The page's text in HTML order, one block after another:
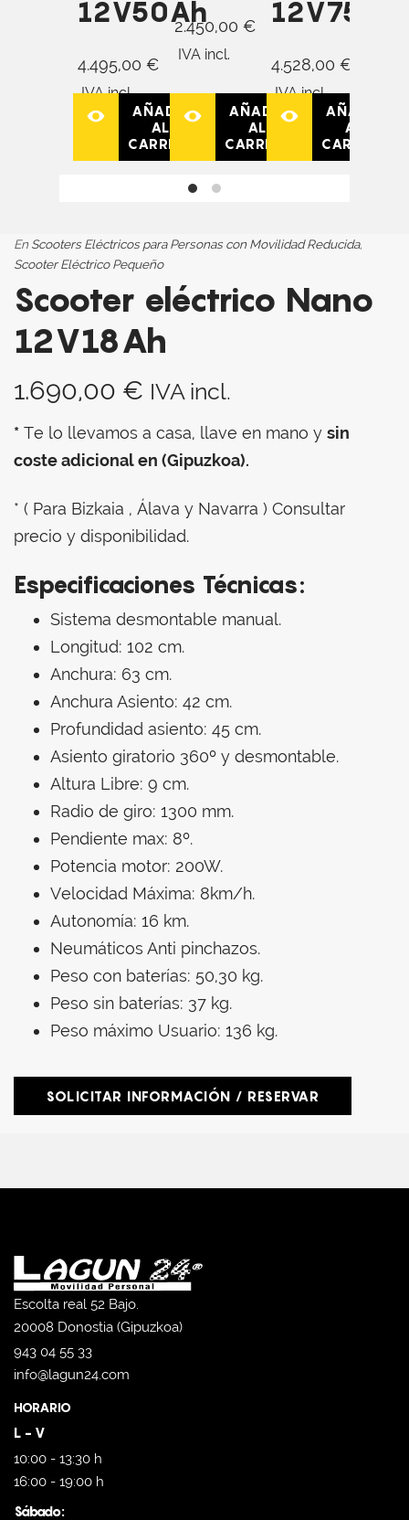
12V50Ah
4.495,00 €
IVA incl.
AÑADIR
AL
CARRITO
2.450,00 €
IVA incl.
AÑADIR
AL
CARRITO
12V75Ah
4.528,00 €
IVA incl.
AÑADIR
AL
CARRITO
En Scooters Eléctricos para Personas con Movilidad Reducida,
Scooter Eléctrico Pequeño
Scooter eléctrico Nano
12V18Ah
1.690,00 € IVA incl.
* Te lo llevamos a casa, llave en mano y sin
coste adicional en (Gipuzkoa).
* ( Para Bizkaia , Álava y Navarra ) Consultar
precio y disponibilidad.
Especificaciones Técnicas:
Sistema desmontable manual.
Longitud: 102 cm.
Anchura: 63 cm.
Anchura Asiento: 42 cm.
Profundidad asiento: 45 cm.
Asiento giratorio 360º y desmontable.
Altura Libre: 9 cm.
Radio de giro: 1300 mm.
Pendiente max: 8º.
Potencia motor: 200W.
Velocidad Máxima: 8km/h.
Autonomía: 16 km.
Neumáticos Anti pinchazos.
Peso con baterías: 50,30 kg.
Peso sin baterías: 37 kg.
Peso máximo Usuario: 136 kg.
SOLICITAR INFORMACIÓN / RESERVAR
Escolta real 52 Bajo.
20008 Donostia (Gipuzkoa)
943 04 55 33
info@lagun24.com
HORARIO
L - V
10:00 - 13:30 h
16:00 - 19:00 h
Sábado: